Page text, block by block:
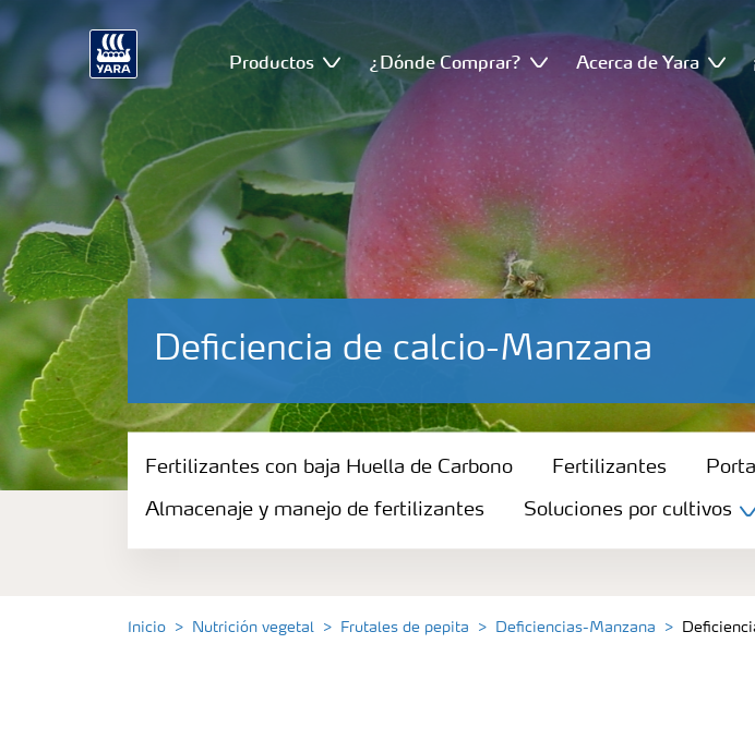
Productos ¿Dónde Comprar? Acerca de Yara
Deficiencia de calcio-Manzana
Fertilizantes con baja Huella de Carbono
Fertilizantes
Fertilizantes con baja Huella de Carbono Fertilizantes
Almacenaje y manejo de fertilizantes Soluciones por cultivos
Inicio Nutrición vegetal Frutales de pepita Deficiencias-Manzana